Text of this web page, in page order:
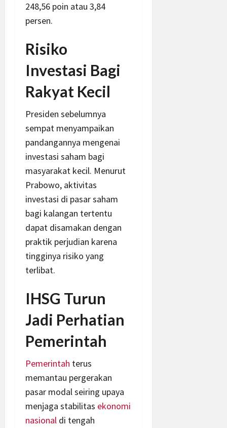
248,56 poin atau 3,84
persen.
Risiko
Investasi Bagi
Rakyat Kecil
Presiden sebelumnya
sempat menyampaikan
pandangannya mengenai
investasi saham bagi
masyarakat kecil. Menurut
Prabowo, aktivitas
investasi di pasar saham
bagi kalangan tertentu
dapat disamakan dengan
praktik perjudian karena
tingginya risiko yang
terlibat.
IHSG Turun
Jadi Perhatian
Pemerintah
Pemerintah terus
memantau pergerakan
pasar modal seiring upaya
menjaga stabilitas ekonomi
nasional di tengah